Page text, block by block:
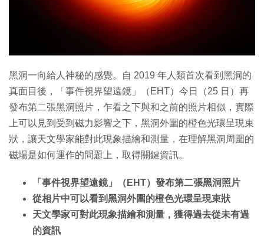
黑洞一向給人神秘的感覺。自 2019 年人類首次看到黑洞的
真面目後，「事件視界望遠鏡」（EHT）今日（25 日）再
發布第二張黑洞照片，乍看之下與和之前的照片相似，實際
上可以見到受到磁力影響之下，黑洞外圍的橙色光環呈現束
狀，讓天文學家能對此現象描繪和測量，在理解黑洞周圍的
磁場是如何運作的問題上，取得關鍵資訊。
「事件視界望遠鏡」（EHT）發布第二張黑洞照片
從相片中可以看到黑洞外圍的橙色光環呈現束狀
天文學家可對此現象描繪和測量，獲得過去從未有過
的資訊